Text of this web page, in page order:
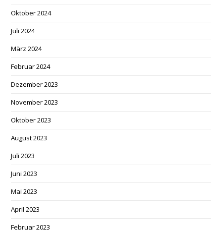
Oktober 2024
Juli 2024
März 2024
Februar 2024
Dezember 2023
November 2023
Oktober 2023
August 2023
Juli 2023
Juni 2023
Mai 2023
April 2023
Februar 2023